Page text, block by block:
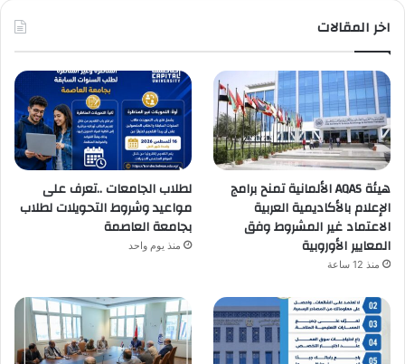
اخر المقالات
هيئة AQAS الألمانية تمنح برامج
الإعلام بالأكاديمية العربية
الاعتماد غير المشروط وفق
المعايير الأوروبية
منذ 12 ساعة
لطلاب الجامعات ..تعرف على
مواعيد وشروط التحويلات لطلاب
بجامعة العاصمة
منذ يوم واحد